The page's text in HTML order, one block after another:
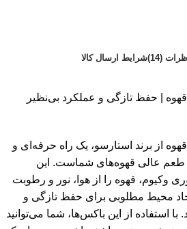
(14) شرایط ارسال کالا
| حفظ تازگی و عملکرد بی‌نظیر
از برند استارسو، یک راه حرفه‌ای و
عالی قهوه‌های شماست. این
وکیوم، قهوه را از هوا، نور و رطوبت
محیط مطلوبی برای حفظ تازگی و
استفاده از این باکس‌ها، شما می‌توانید